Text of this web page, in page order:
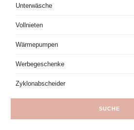
Unterwäsche
Vollnieten
Wärmepumpen
Werbegeschenke
Zyklonabscheider
SUCHE